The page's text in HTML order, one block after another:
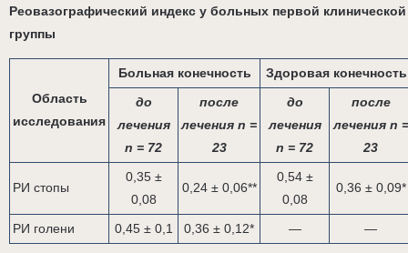
Реовазографический индекс у больных первой клинической
группы
Область
исследования
Больная конечность
Здоровая конечность
до
лечения
n = 72
после
лечения n =
23
до
лечения
n = 72
после
лечения n =
23
РИ стопы
0,35 ±
0,08
0,24 ± 0,06**
0,54 ±
0,08
0,36 ± 0,09*
РИ голени 0,45 ± 0,1 0,36 ± 0,12* — —